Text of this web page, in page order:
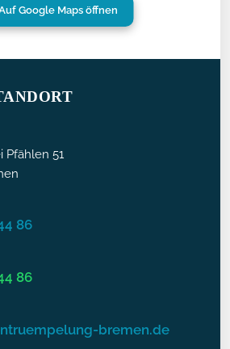
Google Maps öffnen
Pfählen 51
86
86
bremen.de